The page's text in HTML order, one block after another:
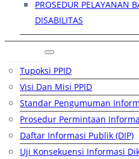
PROSEDUR PELAYANAN
DISABILITAS
Tupoksi PPID
Visi Dan Misi PPID
Standar Pengumuman
Prosedur Permintaan
Daftar Informasi Publik (DIP)
Uji Konsekuensi Informasi